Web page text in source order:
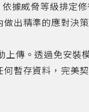
據威脅等級排定
出精準的應對決策
上傳。透過免安裝
暫存資料，完美